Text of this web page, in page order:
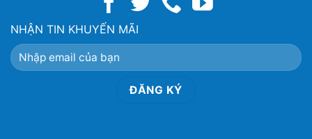
NHẬN TIN KHUYẾN MÃI